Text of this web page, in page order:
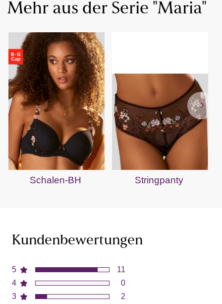
Mehr aus der Serie "Maria"
Schalen-BH Stringpanty
Kundenbewertungen
5
4
3
11
0
2